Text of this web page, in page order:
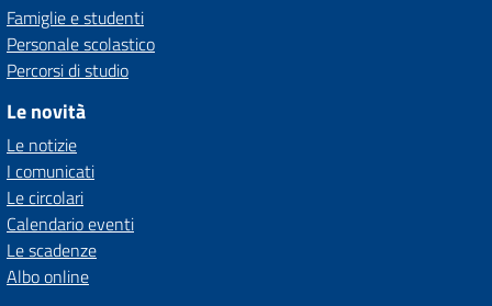
Famiglie e studenti
Personale scolastico
Percorsi di studio
Le novità
Le notizie
I comunicati
Le circolari
Calendario eventi
Le scadenze
Albo online